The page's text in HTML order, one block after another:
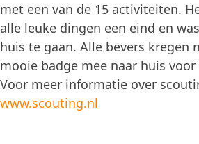
met een van de 15 activiteiten.
alle leuke dingen een eind en
huis te gaan. Alle bevers kregen
mooie badge mee naar huis
Voor meer informatie over
www.scouting.nl